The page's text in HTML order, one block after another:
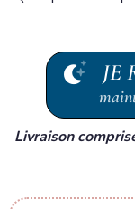
JE
Livraison